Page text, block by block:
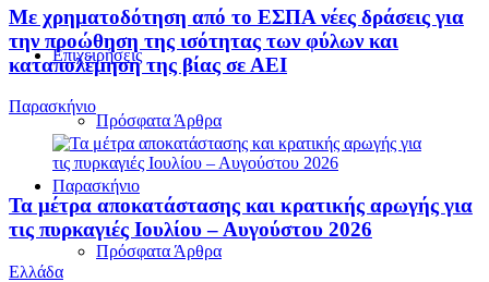
Επιχειρήσεις
Πρόσφατα Άρθρα
Παρασκήνιο
Πρόσφατα Άρθρα
Με χρηματοδότηση από το ΕΣΠΑ νέες δράσεις για
την προώθηση της ισότητας των φύλων και
καταπολέμηση της βίας σε ΑΕΙ
Παρασκήνιο
Τα μέτρα αποκατάστασης και κρατικής αρωγής για
τις πυρκαγιές Ιουλίου – Αυγούστου 2026
Ελλάδα